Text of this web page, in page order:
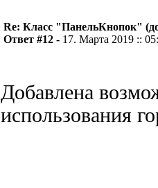
Re: Класс "ПанельКнопок"
Ответ #12 - 17. Марта 2019 ::
Добавлена
использования